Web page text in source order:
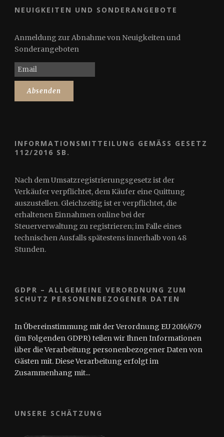
NEUIGKEITEN UND SONDERANGEBOTE
Anmeldung zur Abnahme von Neuigkeiten und
Sonderangeboten
INFORMATIONSMITTEILUNG GEMÄSS GESETZ 1
12/2016 SB.
Nach dem Umsatzregistrierungsgesetz ist der
Verkäufer verpflichtet, dem Käufer eine Quittung
auszustellen. Gleichzeitig ist er verpflichtet, die
erhaltenen Einnahmen online bei der
Steuerverwaltung zu registrieren; im Falle eines
technischen Ausfalls spätestens innerhalb von 48
Stunden.
GDPR – ALLGEMEINE VERORDNUNG ZUM
SCHUTZ PERSONENBEZOGENER DATEN
In Übereinstimmung mit der Verordnung EU 2016/679
(im Folgenden GDPR) teilen wir Ihnen Informationen
über die Verarbeitung personenbezogener Daten von
Gästen mit. Diese Verarbeitung erfolgt im
Zusammenhang mit...
UNSERE SCHÄTZUNG